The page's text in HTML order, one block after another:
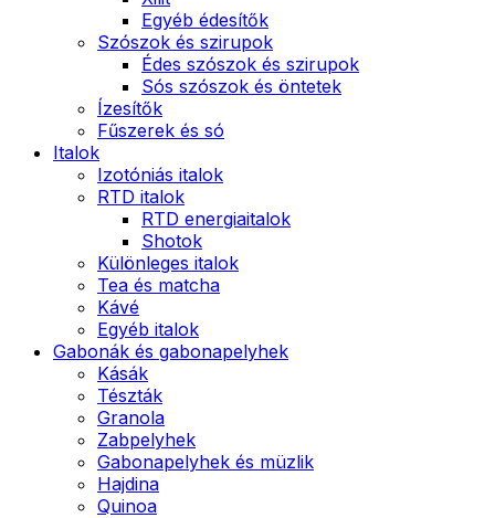
Egyéb édesítők
Szószok és szirupok
Édes szószok és szirupok
Sós szószok és öntetek
Ízesítők
Fűszerek és só
Italok
Izotóniás italok
RTD italok
RTD energiaitalok
Shotok
Különleges italok
Tea és matcha
Kávé
Egyéb italok
Gabonák és gabonapelyhek
Kásák
Tészták
Granola
Zabpelyhek
Gabonapelyhek és müzlik
Hajdina
Quinoa